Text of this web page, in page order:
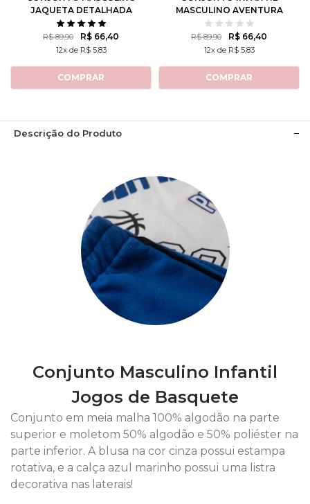
JAQUETA DETALHADA
R$ 89,90 R$ 66,40
12x de R$ 5,83
COMPRAR
MASCULINO AVENTURA
NO LAGO
R$ 89,90 R$ 66,40
12x de R$ 5,83
COMPRAR
Descrição do Produto
Conjunto Masculino Infantil
Jogos de Basquete
Conjunto em meia malha 100% algodão na parte
superior e moletom 50% algodão e 50% poliéster na
parte inferior. A blusa na cor cinza possui estampa
rotativa, e a calça azul marinho possui uma listra
decorativa nas laterais!